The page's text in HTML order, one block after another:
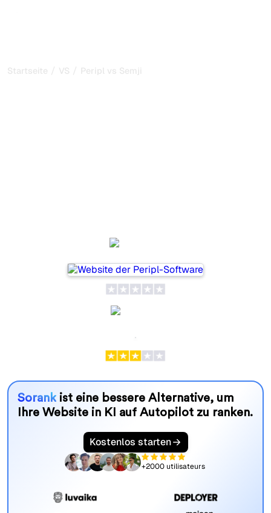
Startseite / VS / Peripl vs Semji
Sorankist eine bessere Alternative, um
Ihre Website in KI auf Autopilot zu ranken.
Kostenlos starten
+2000 utilisateurs